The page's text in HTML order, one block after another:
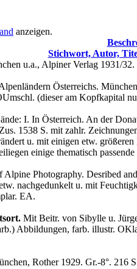
anzeigen.
Stichwort, Autor,
u.a., Alpiner Verlag 1931/
Österreichs.
(dieser am Kopfkapital
I. In Österreich. An der
1538 S. mit zahlr.
u. mit einigen etw.
einige thematisch
Alpine Photography. Desribed
nachgedunkelt u. mit
EA.
Mit Beitr. von Sibylle u.
Abbildungen, farb. illustr.
Rother 1929. Gr.-8°.